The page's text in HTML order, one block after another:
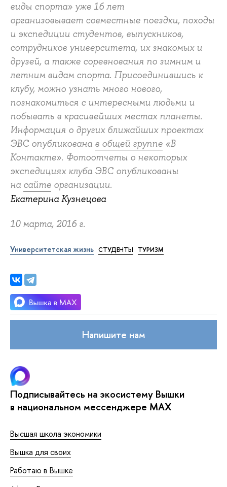
виды спорта» уже 16 лет
организовывает совместные поездки, походы
и экспедиции студентов, выпускников,
сотрудников университета, их знакомых и
друзей, а также соревнования по зимним и
летним видам спорта. Присоединившись к
клубу, можно узнать много нового,
познакомиться с интересными людьми и
побывать в красивейших местах планеты.
Информация о других ближайших проектах
ЭВС опубликована в общей группе «В
Контакте». Фотоотчеты о некоторых
экспедициях клуба ЭВС опубликованы
на сайте организации.
Екатерина Кузнецова
10 марта, 2016 г.
Университетская жизнь СТУДЕНТЫ ТУРИЗМ
Напишите нам
Подписывайтесь на экосистему Вышки
в национальном мессенджере MAX
Высшая школа экономики
Вышка для своих
Работаю в Вышке